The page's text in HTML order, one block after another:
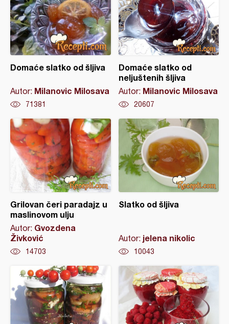
Domaće slatko od šljiva
Autor: Milanovic Milosava
71381
Domaće slatko od
neljuštenih šljiva
Autor: Milanovic Milosava
20607
Grilovan čeri paradajz u
maslinovom ulju
Autor: Gvozdena
Živković
14703
Slatko od šljiva
Autor: jelena nikolic
10043